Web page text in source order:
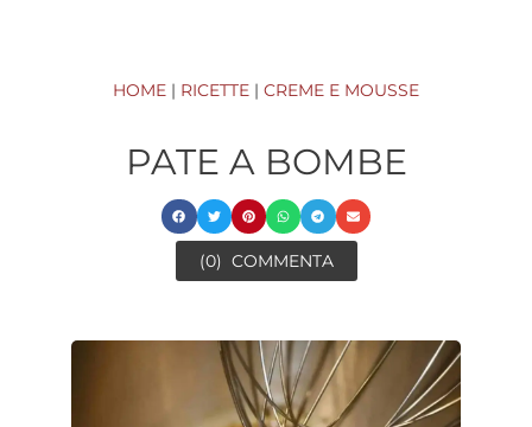
HOME | RICETTE | CREME E MOUSSE
PATE A BOMBE
(0) COMMENTA